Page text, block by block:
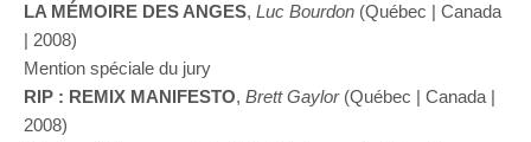
LA MÉMOIRE DES ANGES, Luc Bourdon (Québec | Canada
| 2008)
Mention spéciale du jury
RIP : REMIX MANIFESTO, Brett Gaylor (Québec | Canada |
2008)